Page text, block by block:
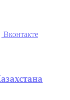
Вконтакте